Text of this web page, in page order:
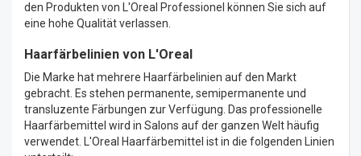
den Produkten von L'Oreal Professionel können Sie sich auf
eine hohe Qualität verlassen.
Haarfärbelinien von L'Oreal
Die Marke hat mehrere Haarfärbelinien auf den Markt
gebracht. Es stehen permanente, semipermanente und
transluzente Färbungen zur Verfügung. Das professionelle
Haarfärbemittel wird in Salons auf der ganzen Welt häufig
verwendet. L'Oreal Haarfärbemittel ist in die folgenden Linien